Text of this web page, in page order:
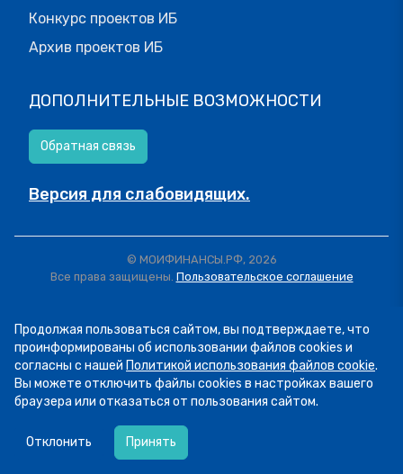
Конкурс проектов ИБ
Архив проектов ИБ
ДОПОЛНИТЕЛЬНЫЕ ВОЗМОЖНОСТИ
Обратная связь
Версия для слабовидящих.
© МОИФИНАНСЫ.РФ, 2026
Все права защищены. Пользовательское соглашение
Пятница! А это значит, что мы публикуем
подборку фото участников рубрики
Продолжая пользоваться сайтом, вы подтверждаете, что
проинформированы об использовании файлов cookies и
согласны с нашей Политикой использования файлов cookie.
Вы можете отключить файлы cookies в настройках вашего
браузера или отказаться от пользования сайтом.
Отклонить Принять